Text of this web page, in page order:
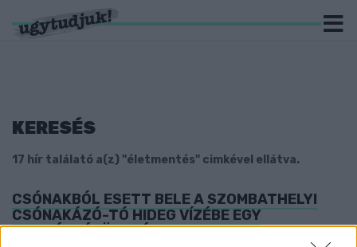
KERESÉS
17 hír találató a(z) "életmentés" cimkével ellátva.
CSÓNAKBÓL ESETT BELE A SZOMBATHELYI
CSÓNAKÁZÓ-TÓ HIDEG VÍZÉBE EGY
MOZGÁSSÉRÜLT FÉRFI